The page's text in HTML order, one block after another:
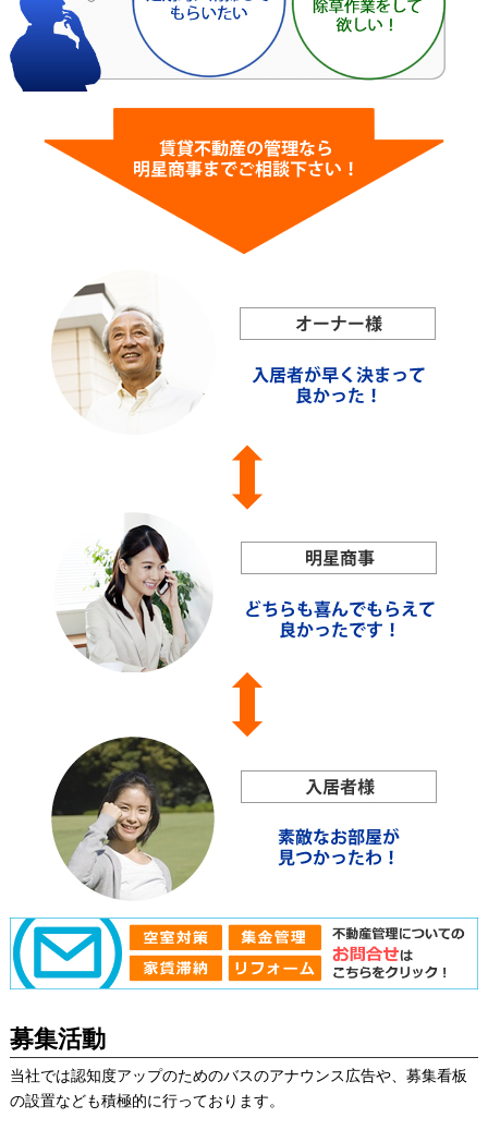
募集活動
当社では認知度アップのためのバスのアナウンス広告や、募集看板
の設置なども積極的に行っております。